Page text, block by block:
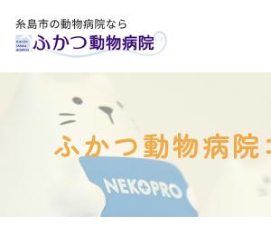
HOME
医院紹介
スタッフ紹介
ふかつ動物病院